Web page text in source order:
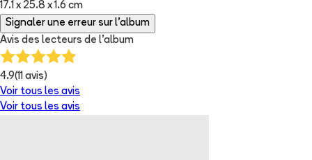
17.1 x 25.8 x 1.6 cm
Signaler une erreur sur l'album
Avis des lecteurs de l'album
4.9(11 avis)
Voir tous les avis
Voir tous les avis